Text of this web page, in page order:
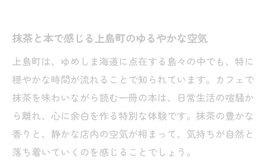
抹茶の香りと本の世界に浸れるカフェ時間
上島町のカフェで出会う本と抹茶の魅力
島カフェで味わう抹茶と読書の特別な瞬間
ゆめしま海道で見つける心安らぐ抹茶スポット
ゆめしま海道沿いで楽しむ抹茶と読書の時
間
抹茶と本で感じる上島町のゆるやかな空気
上島町は、ゆめしま海道に点在する島々の中でも、特に
穏やかな時間が流れることで知られています。カフェで
抹茶を味わいながら読む一冊の本は、日常生活の喧騒か
ら離れ、心に余白を作る特別な体験です。抹茶の豊かな
香りと、静かな店内の空気が相まって、気持ちが自然と
落ち着いていくのを感じることでしょう。